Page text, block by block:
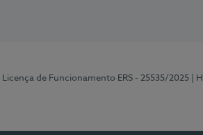
| Licença de Funcionamento ERS - 25535/2025
|